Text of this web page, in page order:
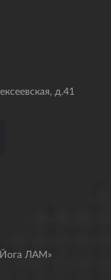
д.41
ЛАМ»